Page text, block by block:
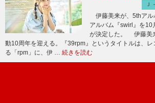
Ｊ
伊藤美来が、5thアル
アルバム『swirl』を10
が決定した。 伊藤美
動10周年を迎える。『39rpm』というタイトルは、
る「rpm」に、伊 … 続きを読む